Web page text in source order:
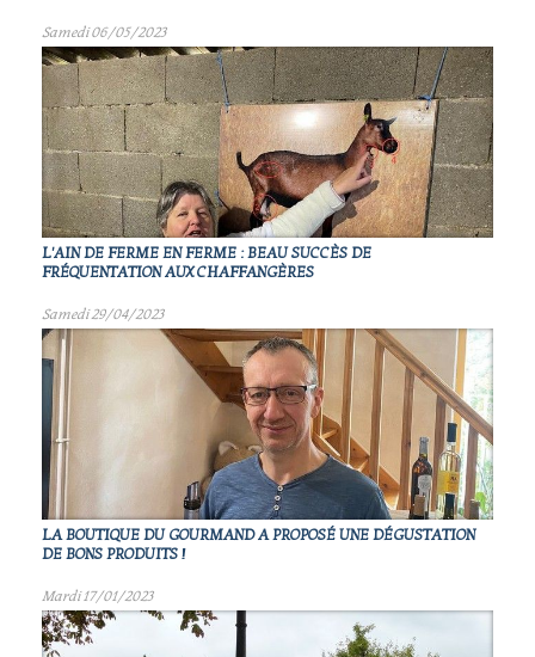
Samedi 06/05/2023
L'AIN DE FERME EN FERME : BEAU SUCCÈS DE
FRÉQUENTATION AUX CHAFFANGÈRES
Samedi 29/04/2023
LA BOUTIQUE DU GOURMAND A PROPOSÉ UNE DÉGUSTATION
DE BONS PRODUITS !
Mardi 17/01/2023